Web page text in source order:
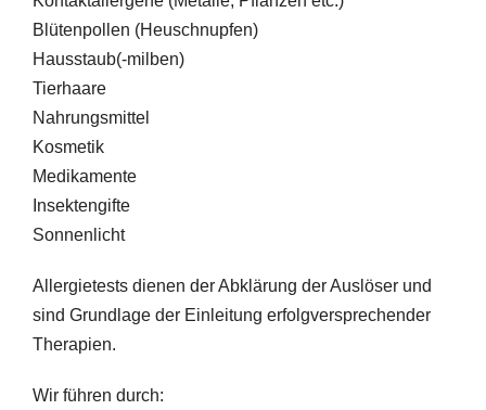
Blütenpollen (Heuschnupfen)
Hausstaub(-milben)
Tierhaare
Nahrungsmittel
Kosmetik
Medikamente
Insektengifte
Sonnenlicht
Allergietests dienen der Abklärung der Auslöser und
sind Grundlage der Einleitung erfolgversprechender
Therapien.
Wir führen durch: